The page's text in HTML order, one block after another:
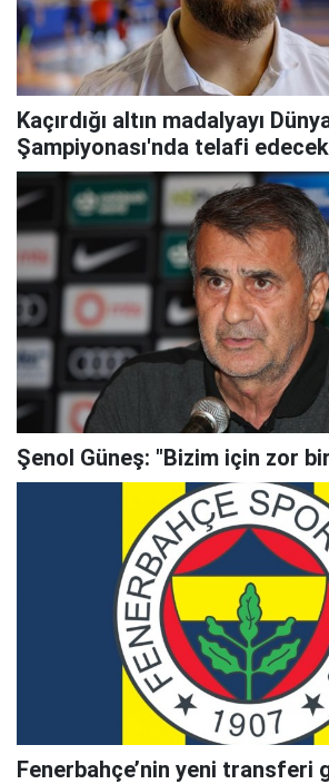
Kaçırdığı altın madalyayı
Şampiyonası'nda telafi edecek
Şenol Güneş: "Bizim için zor
Fenerbahçe’nin yeni transferi